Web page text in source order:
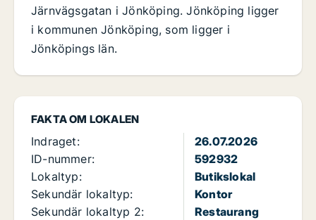
FAKTA OM LOKALEN
Indraget:
26.07.2026
ID-nummer:
592932
Lokaltyp:
Butikslokal
Sekundär lokaltyp:
Kontor
Sekundär lokaltyp 2:
Restaurang
Järnvägsgatan i Jönköping. Jönköping ligger
i kommunen Jönköping, som ligger i
Jönköpings län.